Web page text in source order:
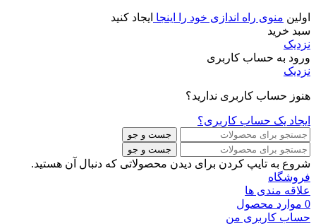
اولین منوی راه اندازی خود را اینجا ایجاد کنید
سبد خرید
نزدیک
ورود به حساب کاربری
نزدیک
هنوز حساب کاربری ندارید؟
ایجاد یک حساب کاربری؟
جست و جو
جست و جو
شروع به تایپ کردن برای دیدن محصولاتی که دنبال آن هستید.
فروشگاه
علاقه مندی ها
0 موارد محصول
حساب کاربری من